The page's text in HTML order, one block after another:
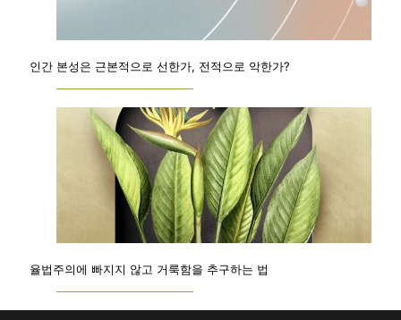
인간 본성은 근본적으로 선한가, 전적으로 악한가?
율법주의에 빠지지 않고 거룩함을 추구하는 법